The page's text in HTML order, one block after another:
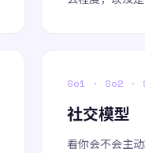
So1 · So2 ·
社交模型
看你会不会主